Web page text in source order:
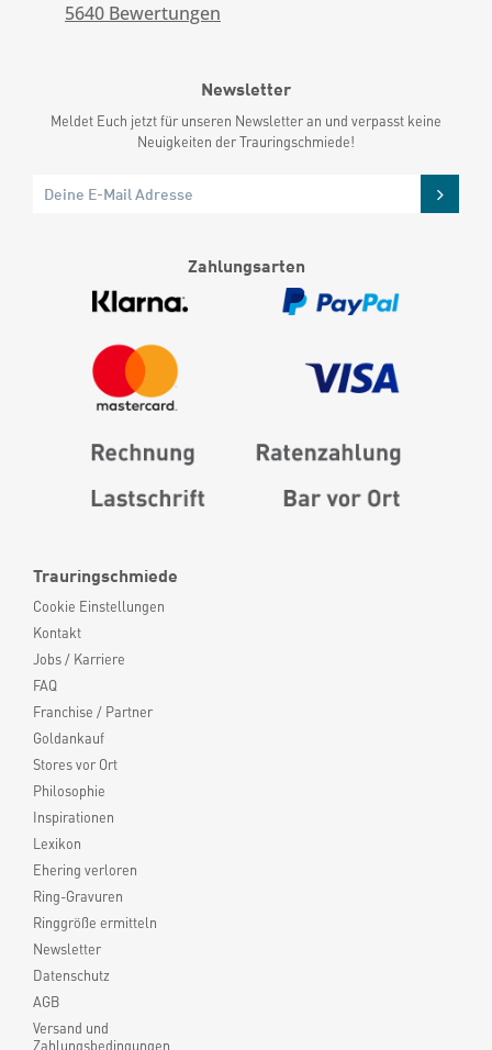
Trauringschmiede
Cookie Einstellungen
Kontakt
Jobs / Karriere
FAQ
Franchise / Partner
Goldankauf
Stores vor Ort
Philosophie
Inspirationen
Lexikon
Ehering verloren
Ring-Gravuren
Ringgröße ermitteln
Newsletter
Datenschutz
AGB
Versand und
Zahlungsbedingungen
5640 Bewertungen
Newsletter
Meldet Euch jetzt für unseren Newsletter an und verpasst keine
Neuigkeiten der Trauringschmiede!
Zahlungsarten